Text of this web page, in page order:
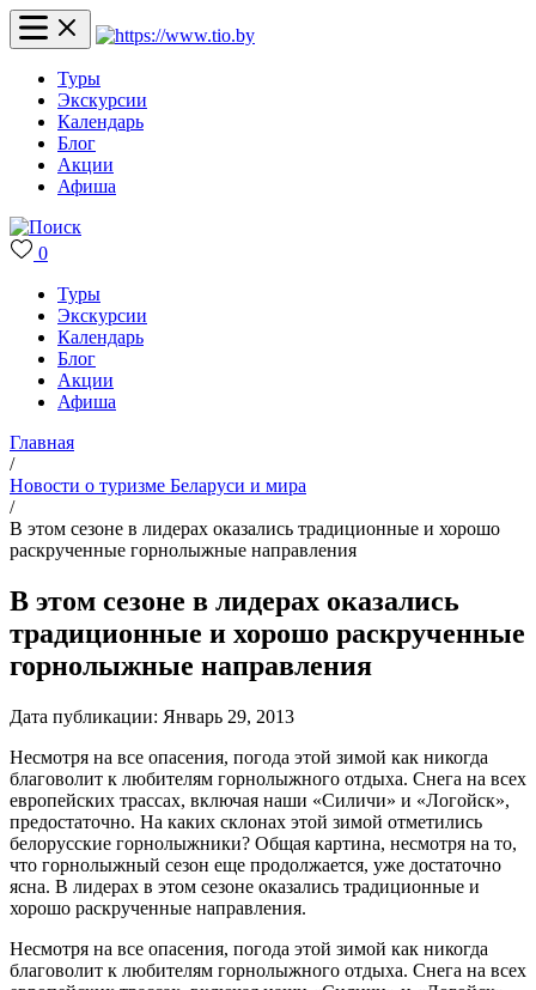
Туры
Экскурсии
Календарь
Блог
Акции
Афиша
0
Туры
Экскурсии
Календарь
Блог
Акции
Афиша
Главная
/
Новости о туризме Беларуси и мира
/
В этом сезоне в лидерах оказались традиционные и хорошо
раскрученные горнолыжные направления
В этом сезоне в лидерах оказались
традиционные и хорошо раскрученные
горнолыжные направления
Дата публикации: Январь 29, 2013
Несмотря на все опасения, погода этой зимой как никогда
благоволит к любителям горнолыжного отдыха. Снега на всех
европейских трассах, включая наши «Силичи» и «Логойск»,
предостаточно. На каких склонах этой зимой отметились
белорусские горнолыжники? Общая картина, несмотря на то,
что горнолыжный сезон еще продолжается, уже достаточно
ясна. В лидерах в этом сезоне оказались традиционные и
хорошо раскрученные направления.
Несмотря на все опасения, погода этой зимой как никогда
благоволит к любителям горнолыжного отдыха. Снега на всех